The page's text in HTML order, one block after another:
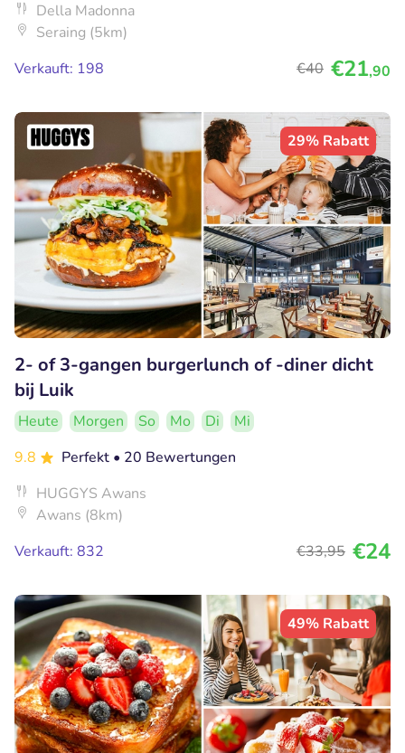
Della Madonna
Seraing (5km)
Verkauft: 198
€40 €21,90
29% Rabatt
2- of 3-gangen burgerlunch of -diner dicht
bij Luik
Heute Morgen So Mo Di
Mi
9.8
Perfekt • 20 Bewertungen
HUGGYS Awans
Awans (8km)
Verkauft: 832
€33,95 €24
49% Rabatt